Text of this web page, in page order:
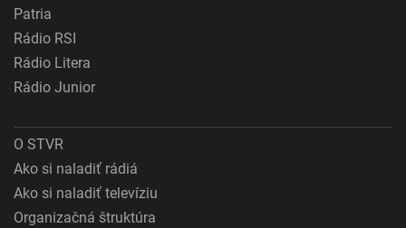
Patria
Rádio RSI
Rádio Litera
Rádio Junior
O STVR
Ako si naladiť rádiá
Ako si naladiť televíziu
Organizačná štruktúra